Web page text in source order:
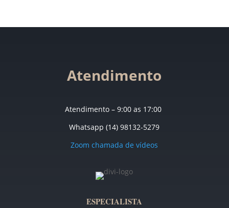
Atendimento
Atendimento – 9:00 as 17:00
Whatsapp (14) 98132-5279
Zoom chamada de vídeos
ESPECIALISTA